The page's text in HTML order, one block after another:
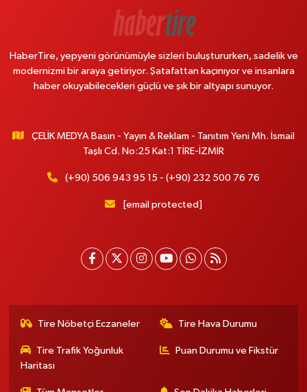
HaberTire, yepyeni görünümüyle sizleri buluştururken, sadelik ve
modernizmi bir araya getiriyor. Şatafattan kaçınıyor ve insanlara
haber okuyabilecekleri güçlü ve şık bir altyapı sunuyor.
ÇELİK MEDYA Basın - Yayın & Reklam - Tanıtım Yeni Mh. İsmail
Taşlı Cd. No:25 Kat:1 TİRE-İZMİR
(+90) 506 943 95 15 - (+90) 232 500 76 76
[email protected]
Tire Nöbetçi Eczaneler Tire Hava Durumu
Tire Trafik Yoğunluk
Haritası
Puan Durumu ve Fikstür